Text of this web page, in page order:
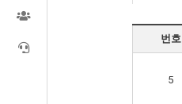
번호
5